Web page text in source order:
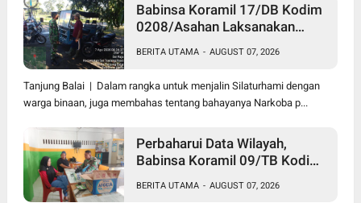
Babinsa Koramil 17/DB Kodim
0208/Asahan Laksanakan
BERITA UTAMA - AUGUST 07, 2026
Tanjung Balai | Dalam rangka untuk menjalin Silaturhami dengan
warga binaan, juga membahas tentang bahayanya Narkoba p...
Perbaharui Data Wilayah,
Babinsa Koramil 09/TB Kodim
Ter Di Kantor Kelurahan
BERITA UTAMA - AUGUST 07, 2026